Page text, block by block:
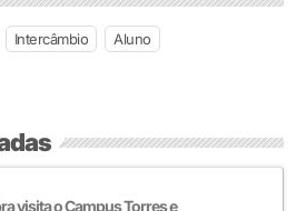
Intercâmbio Aluno
visita o Campus Torres e